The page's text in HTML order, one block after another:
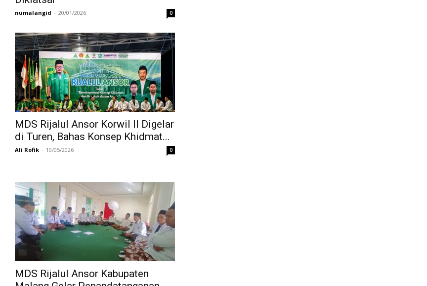
numalangid - 20/01/2026 0
MDS Rijalul Ansor Korwil II Digelar
di Turen, Bahas Konsep Khidmat...
Ali Rofik - 10/05/2026 0
MDS Rijalul Ansor Kabupaten